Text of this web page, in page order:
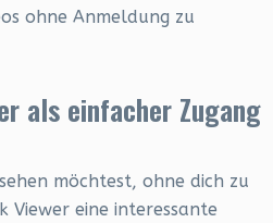
ohne Anmeldung zu
als einfacher Zugang
möchtest, ohne dich zu
Viewer eine interessante